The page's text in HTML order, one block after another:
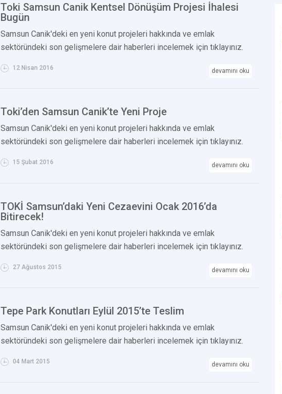
Toki Samsun Canik Kentsel Dönüşüm Projesi İhalesi
Bugün
Samsun Canik'deki en yeni konut projeleri hakkında ve emlak
sektöründeki son gelişmelere dair haberleri incelemek için tıklayınız.
12 Nisan 2016 devamını oku
Toki’den Samsun Canik’te Yeni Proje
Samsun Canik'deki en yeni konut projeleri hakkında ve emlak
sektöründeki son gelişmelere dair haberleri incelemek için tıklayınız.
15 Şubat 2016 devamını oku
TOKİ Samsun’daki Yeni Cezaevini Ocak 2016’da
Bitirecek!
Samsun Canik'deki en yeni konut projeleri hakkında ve emlak
sektöründeki son gelişmelere dair haberleri incelemek için tıklayınız.
27 Ağustos 2015 devamını oku
Tepe Park Konutları Eylül 2015’te Teslim
Samsun Canik'deki en yeni konut projeleri hakkında ve emlak
sektöründeki son gelişmelere dair haberleri incelemek için tıklayınız.
04 Mart 2015 devamını oku